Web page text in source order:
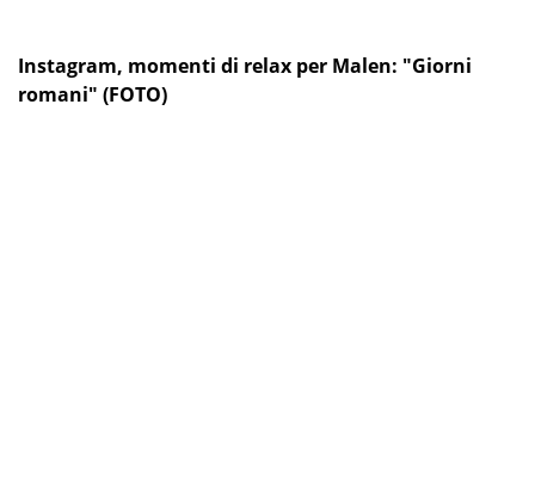
Instagram, momenti di relax per Malen: "Giorni
romani" (FOTO)